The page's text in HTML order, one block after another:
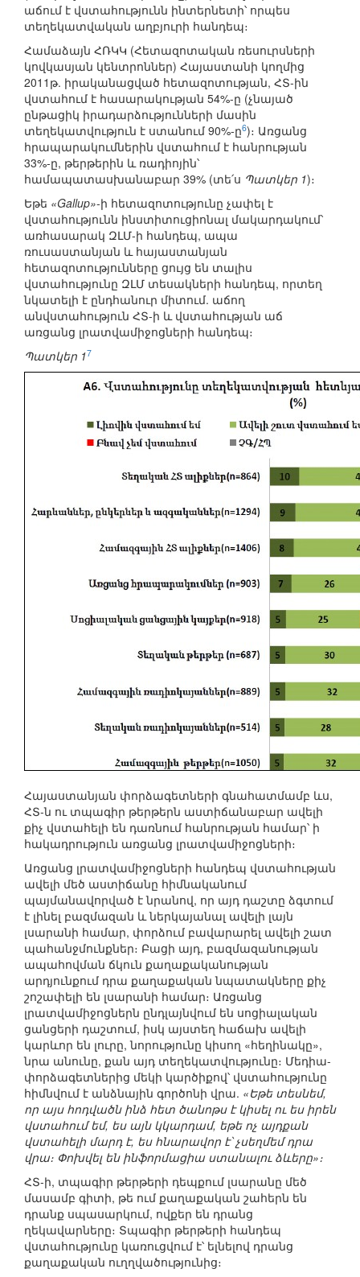
աճում է վստահությունն ինտերնետի՝ որպես
տեղեկատվական աղբյուրի հանդեպ։
Համաձայն ՀՌԿԿ (Հետազոտական ռեսուրսների
կովկասյան կենտրոններ) Հայաստանի կողմից
2011թ. իրականացված հետազոտության, ՀՏ-ին
վստահում է հասարակության 54%-ը (չնայած
ընթացիկ իրադարձությունների մասին
տեղեկատվություն է ստանում 90%-ը6)։ Առցանց
հրապարակումներին վստահում է հանրության
33%-ը, թերթերին և ռադիոյին՝
համապատասխանաբար 39% (տե՛ս Պատկեր 1)։
Եթե «Gallup»-ի հետազոտությունը չափել է
վստահությունն ինստիտուցիոնալ մակարդակում՝
առհասարակ ԶԼՄ-ի հանդեպ, ապա
ռուսաստանյան և հայաստանյան
հետազոտությունները ցույց են տալիս
վստահությունը ԶԼՄ տեսակների հանդեպ, որտեղ
նկատելի է ընդհանուր միտում. աճող
անվստահություն ՀՏ-ի և վստահության աճ
առցանց լրատվամիջոցների հանդեպ։
Պատկեր 17
Հայաստանյան փորձագետների գնահատմամբ ևս,
ՀՏ-ն ու տպագիր թերթերն աստիճանաբար ավելի
քիչ վստահելի են դառնում հանրության համար՝ ի
հակադրություն առցանց լրատվամիջոցների։
Առցանց լրատվամիջոցների հանդեպ վստահության
ավելի մեծ աստիճանը հիմնականում
պայմանավորված է նրանով, որ այդ դաշտը ձգտում
է լինել բազմազան և ներկայանալ ավելի լայն
լսարանի համար, փորձում բավարարել ավելի շատ
պահանջմունքներ։ Բացի այդ, բազմազանության
ապահովման ճկուն քաղաքականության
արդյունքում դրա քաղաքական նպատակները քիչ
շոշափելի են լսարանի համար։ Առցանց
լրատվամիջոցներն ընդլայնվում են սոցիալական
ցանցերի դաշտում, իսկ այստեղ հաճախ ավելի
կարևոր են լուրը, նորությունը կիսող «հեղինակը»,
նրա անունը, քան այդ տեղեկատվությունը։ Մեդիա-
փորձագետներից մեկի կարծիքով՝ վստահությունը
հիմնվում է անձնային գործոնի վրա. «Եթե տեսնեմ,
որ այս հոդվածն ինձ հետ ծանոթս է կիսել ու ես իրեն
վստահում եմ, ես այն կկարդամ, եթե ոչ այդքան
վստահելի մարդ է, ես հնարավոր է՝ չսեղմեմ դրա
վրա։ Փոխվել են ինֆորմացիա ստանալու ձևերը»։
ՀՏ-ի, տպագիր թերթերի դեպքում լսարանը մեծ
մասամբ գիտի, թե ում քաղաքական շահերն են
դրանք սպասարկում, ովքեր են դրանց
ղեկավարները։ Տպագիր թերթերի հանդեպ
վստահությունը կառուցվում է՝ ելնելով դրանց
քաղաքական ուղղվածությունից։